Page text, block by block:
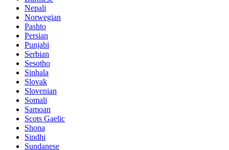
Nepali
Norwegian
Pashto
Persian
Punjabi
Serbian
Sesotho
Sinhala
Slovak
Slovenian
Somali
Samoan
Scots Gaelic
Shona
Sindhi
Sundanese